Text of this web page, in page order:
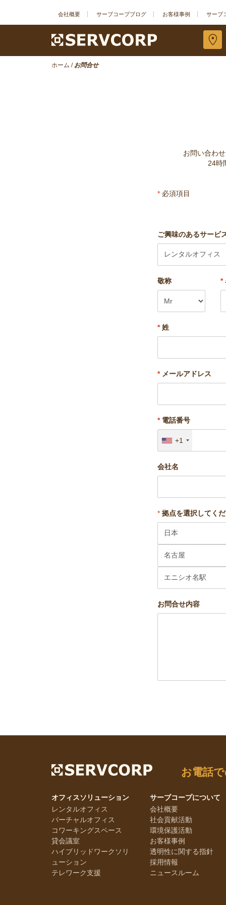
会社概要 サーブコープブログ お客様事例 サーブ
ホーム / お問合せ
お問い合わ
24時
*必須項目
ご興味のあるサービ
敬称 *
*姓
*メールアドレス
*電話番号
+1
会社名
* 拠点を選択してく
お問合せ内容
お電話
オフィスソリューション
レンタルオフィス
バーチャルオフィス
コワーキングスペース
貸会議室
ハイブリッドワークソリ
ューション
テレワーク支援
サーブコープについて
会社概要
社会貢献活動
環境保護活動
お客様事例
透明性に関する指針
採用情報
ニュースルーム